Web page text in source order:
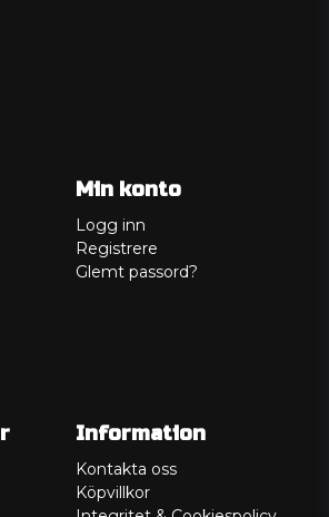
Min konto
Logg inn
Registrere
Glemt passord?
Information
Kontakta oss
Köpvillkor